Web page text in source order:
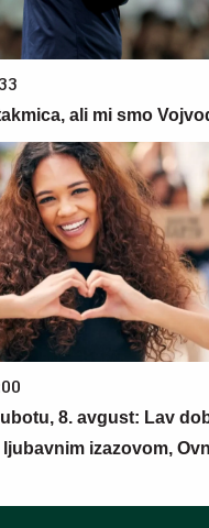
ali mi smo
8. avgust: Lav
izazovom,